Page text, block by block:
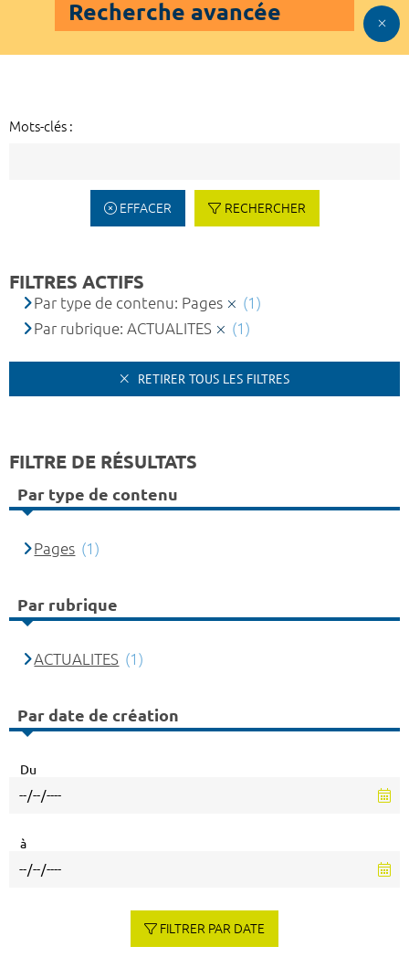
Recherche avancée
Mots-clés :
EFFACER RECHERCHER
FILTRES ACTIFS
Par type de contenu: Pages
(1)
Par rubrique: ACTUALITES
(1)
RETIRER TOUS LES FILTRES
FILTRE DE RÉSULTATS
Par type de contenu
Pages (1)
Par rubrique
ACTUALITES (1)
Par date de création
Du
à
FILTRER PAR DATE